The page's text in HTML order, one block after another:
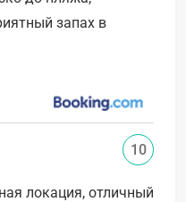
запах в
локация, отличный
10